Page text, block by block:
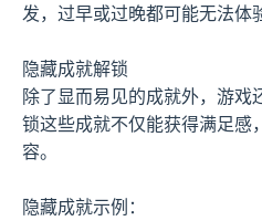
发，过早或过晚都可能无法体
隐藏成就解锁
除了显而易见的成就外，游戏
锁这些成就不仅能获得满足感
容。
隐藏成就示例：